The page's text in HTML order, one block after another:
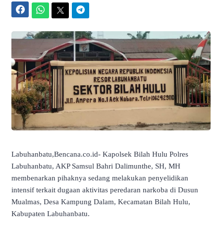
Labuhanbatu,Bencana.co.id- Kapolsek Bilah Hulu Polres
Labuhanbatu, AKP Samsul Bahri Dalimunthe, SH, MH
membenarkan pihaknya sedang melakukan penyelidikan
intensif terkait dugaan aktivitas peredaran narkoba di Dusun
Mualmas, Desa Kampung Dalam, Kecamatan Bilah Hulu,
Kabupaten Labuhanbatu.